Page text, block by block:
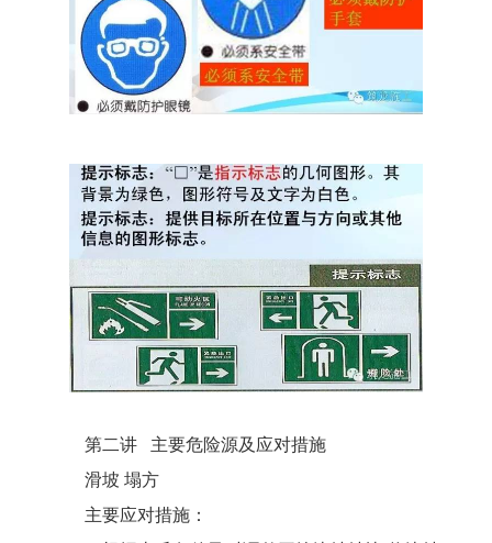
第二讲
主要危险源及应对措施
滑坡 塌方
主要应对措施：